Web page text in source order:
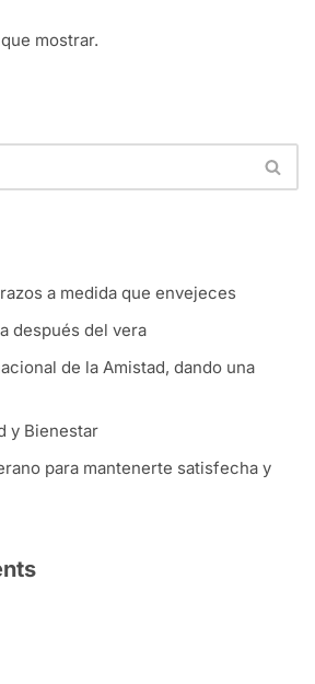
mostrar.
a medida que envejeces
después del vera
de la Amistad, dando una
y Bienestar
para mantenerte satisfecha y